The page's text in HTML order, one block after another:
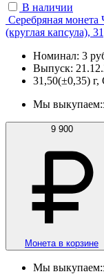
В наличии
Серебряная
(круглая капсула),
Номинал: 3
Выпуск:
31,50(±0,35) г,
Мы выкупаем:
9 900
Монета в корзине
Мы выкупаем: